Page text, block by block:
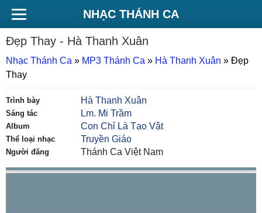
NHẠC THÁNH CA
Đẹp Thay - Hà Thanh Xuân
Nhạc Thánh Ca » MP3 Thánh Ca » Hà Thanh Xuân » Đẹp
Thay
Trình bày Hà Thanh Xuân
Sáng tác Lm. Mi Trầm
Album Con Chỉ Là Tạo Vật
Thể loại nhạc Truyền Giáo
Người đăng Thánh Ca Việt Nam